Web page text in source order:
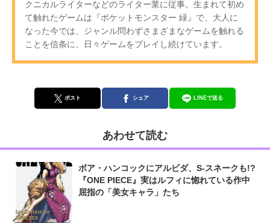
クニカルライターなどのライター業に従事。生まれて初め
て触れたゲームは『ポケットモンスター 緑』で、大人に
なった今では、ジャンル問わずさまざまなゲームを触れる
ことを信条に、日々ゲームをプレイし続けています。
ポスト シェア LINEで送る
あわせて読む
ボア・ハンコックにアルビダ、S-スネークも!?
『ONE PIECE』実はルフィに惚れている作中
屈指の「美女キャラ」たち